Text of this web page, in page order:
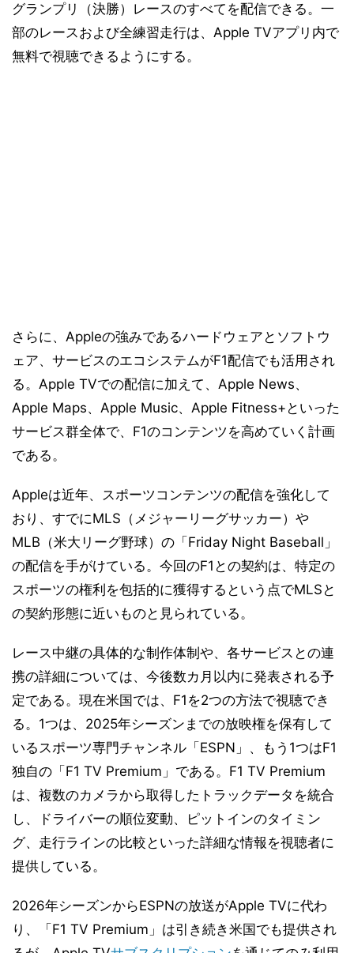
グランプリ（決勝）レースのすべてを配信できる。一
部のレースおよび全練習走行は、Apple TVアプリ内で
無料で視聴できるようにする。
さらに、Appleの強みであるハードウェアとソフトウ
ェア、サービスのエコシステムがF1配信でも活用され
る。Apple TVでの配信に加えて、Apple News、
Apple Maps、Apple Music、Apple Fitness+といった
サービス群全体で、F1のコンテンツを高めていく計画
である。
Appleは近年、スポーツコンテンツの配信を強化して
おり、すでにMLS（メジャーリーグサッカー）や
MLB（米大リーグ野球）の「Friday Night Baseball」
の配信を手がけている。今回のF1との契約は、特定の
スポーツの権利を包括的に獲得するという点でMLSと
の契約形態に近いものと見られている。
レース中継の具体的な制作体制や、各サービスとの連
携の詳細については、今後数カ月以内に発表される予
定である。現在米国では、F1を2つの方法で視聴でき
る。1つは、2025年シーズンまでの放映権を保有して
いるスポーツ専門チャンネル「ESPN」、もう1つはF1
独自の「F1 TV Premium」である。F1 TV Premium
は、複数のカメラから取得したトラックデータを統合
し、ドライバーの順位変動、ピットインのタイミン
グ、走行ラインの比較といった詳細な情報を視聴者に
提供している。
2026年シーズンからESPNの放送がApple TVに代わ
り、「F1 TV Premium」は引き続き米国でも提供され